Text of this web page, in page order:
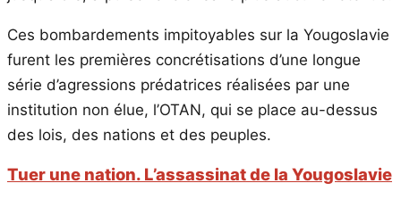
Ces bombardements impitoyables sur la Yougoslavie
furent les premières concrétisations d’une longue
série d’agressions prédatrices réalisées par une
institution non élue, l’OTAN, qui se place au-dessus
des lois, des nations et des peuples.
Tuer une nation. L’assassinat de la Yougoslavie